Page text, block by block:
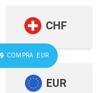
CHF
COMPRA EUR
EUR